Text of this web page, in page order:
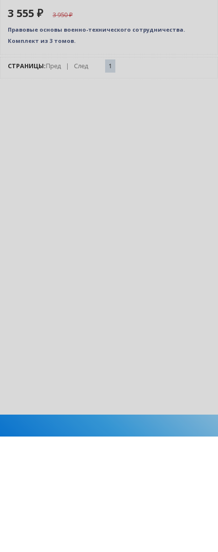
3 555 ₽ 3 950
Правовые основы военно-технического сотрудничества.
Комплект из 3 томов.
СТРАНИЦЫ:Пред | След 1